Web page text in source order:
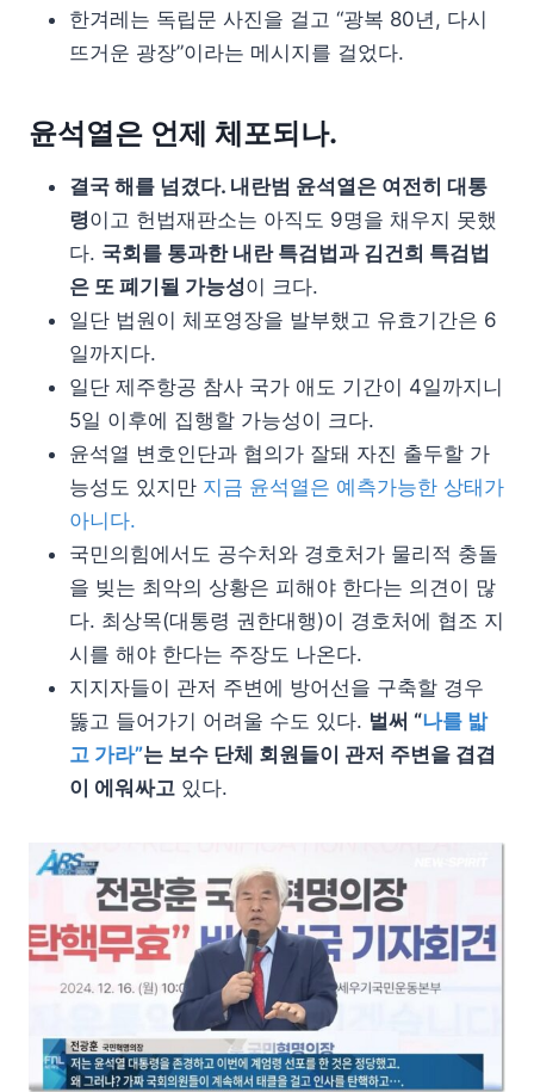
한겨레는 독립문 사진을 걸고 “광복 80년, 다시
뜨거운 광장”이라는 메시지를 걸었다.
윤석열은 언제 체포되나.
결국 해를 넘겼다. 내란범 윤석열은 여전히 대통
령이고 헌법재판소는 아직도 9명을 채우지 못했
다. 국회를 통과한 내란 특검법과 김건희 특검법
은 또 폐기될 가능성이 크다.
일단 법원이 체포영장을 발부했고 유효기간은 6
일까지다.
일단 제주항공 참사 국가 애도 기간이 4일까지니
5일 이후에 집행할 가능성이 크다.
윤석열 변호인단과 협의가 잘돼 자진 출두할 가
능성도 있지만 지금 윤석열은 예측가능한 상태가
아니다.
국민의힘에서도 공수처와 경호처가 물리적 충돌
을 빚는 최악의 상황은 피해야 한다는 의견이 많
다. 최상목(대통령 권한대행)이 경호처에 협조 지
시를 해야 한다는 주장도 나온다.
지지자들이 관저 주변에 방어선을 구축할 경우
뚫고 들어가기 어려울 수도 있다. 벌써 “나를 밟
고 가라”는 보수 단체 회원들이 관저 주변을 겹겹
이 에워싸고 있다.